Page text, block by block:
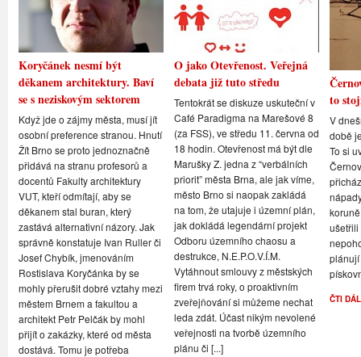
Koryčánek nesmí být
děkanem architektury. Baví
se s neziskovým sektorem
Když jde o zájmy města, musí jít
osobní preference stranou. Hnutí
Žít Brno se proto jednoznačně
přidává na stranu profesorů a
docentů Fakulty architektury
VUT, kteří odmítají, aby se
děkanem stal buran, který
zastává alternativní názory. Jak
správně konstatuje Ivan Ruller či
Josef Chybík, jmenováním
Rostislava Koryčánka by se
mohly přerušit dobré vztahy mezi
městem Brnem a fakultou a
architekt Petr Pelčák by mohl
přijít o zakázky, které od města
dostává. Tomu je potřeba
O jako Otevřenost. Veřejná
debata již tuto středu
Tentokrát se diskuze uskuteční v
Café Paradigma na Marešové 8
(za FSS), ve středu 11. června od
18 hodin. Otevřenost má být dle
Marušky Z. jedna z “verbálních
priorit” města Brna, ale jak víme,
město Brno si naopak zakládá
na tom, že utajuje i územní plán,
jak dokládá legendární projekt
Odboru územního chaosu a
destrukce, N.E.P.O.V.Í.M.
Vytáhnout smlouvy z městských
firem trvá roky, o proaktivním
zveřejňování si můžeme nechat
leda zdát. Účast nikým nevolené
veřejnosti na tvorbě územního
plánu či [...]
to
V
době
To si
ušetřili
ČTI